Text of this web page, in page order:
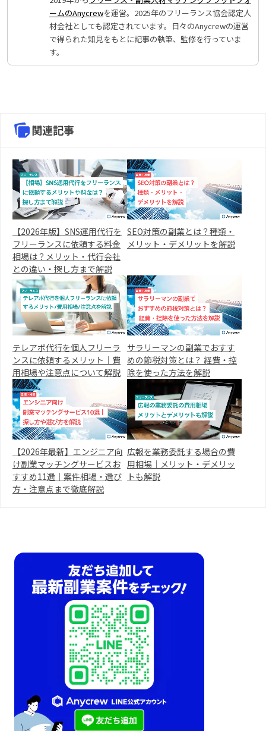
ームのAnycrewを運営。2025年のフリーランス協会認定人
材会社としても認定されています。日々のAnycrewの運営
で得られた知見をもとに記事の執筆、監修を行っていま
す。
関連記事
【2026年版】SNS運用代行を
フリーランスに依頼する料金
相場は？メリット・代行会社
との違い・探し方まで解説
SEO対策の副業とは？種類・
メリット・デメリットを解説
テレアポ代行を個人フリーラ
ンスに依頼するメリット｜費
用相場や注意点について解説
サラリーマンの副業でおすす
めの節税対策とは？ 経費・控
除を使った方法を解説
【2026年最新】エンジニア向
け副業マッチングサービスお
すすめ11選｜案件相場・選び
方・注意点まで徹底解説
広報を業務委託する場合の費
用相場｜メリット・デメリッ
トも解説